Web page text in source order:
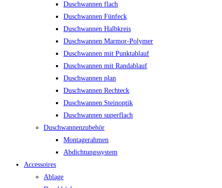
Duschwannen flach
Duschwannen Fünfeck
Duschwannen Halbkreis
Duschwannen Marmor-Polymer
Duschwannen mit Punktablauf
Duschwannen mit Randablauf
Duschwannen plan
Duschwannen Rechteck
Duschwannen Steinoptik
Duschwannen superflach
Duschwannenzubehör
Montagerahmen
Abdichtungssystem
Accessoires
Ablage